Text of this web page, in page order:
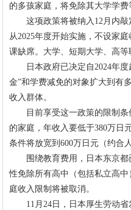
的多孩家庭，将免除其大学学费
这项政策将被纳入12月内敲
从2025年度开始实施，不设家
课缺席。大学、短期大学、高等
日本政府已决定自2024年度
金”和学费减免的对象扩大到有
收入群体。
目前享受这一政策的限制条
的家庭，年收入要低于380万日
条件将放宽到600万日元（约合
围绕教育费用，日本东京都
性免除所有高中（包括私立高
庭收入限制将被取消。
11月24日，日本厚生劳动省